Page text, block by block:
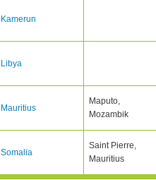
Kamerun
Libya
Mauritius
Maputo,
Mozambik
Somalia
Saint Pierre,
Mauritius